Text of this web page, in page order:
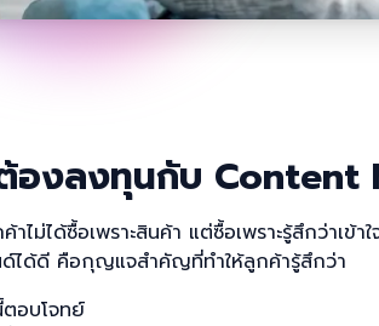
องลงทุนกับ Content
ค้าไม่ได้ซื้อเพราะสินค้า แต่ซื้อเพราะรู้สึกว่าเข้า
ด์ได้ดี คือกุญแจสำคัญที่ทำให้ลูกค้ารู้สึกว่า
อบโจทย์